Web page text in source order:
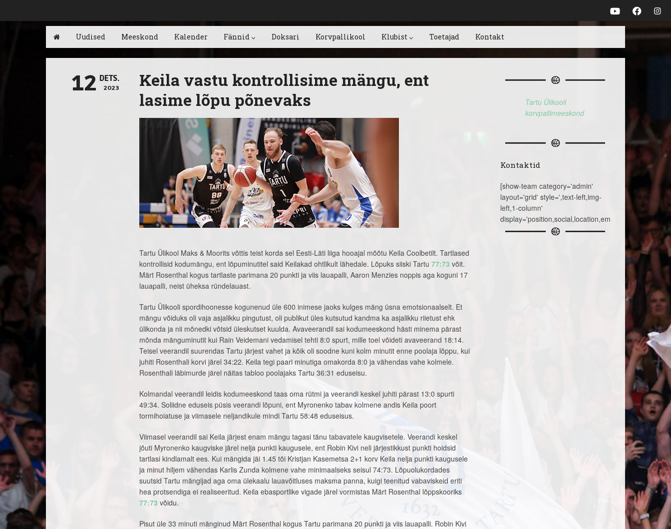
Uudised Meeskond Kalender Fännid Doksari Korvpallikool Klubist Toetajad Kontakt
12 DETS.
2023
Keila vastu kontrollisime mängu, ent
lasime lõpu põnevaks
Tartu Ülikool Maks & Moorits võttis teist korda sel Eesti-Läti liiga hooajal mõõtu Keila Coolbetilt. Tartlased
kontrollisid kodumängu, ent lõpuminutitel said Keilakad ohtlikult lähedale. Lõpuks siiski Tartu 77:73 võit.
Märt Rosenthal kogus tartlaste parimana 20 punkti ja viis lauapalli, Aaron Menzies noppis aga koguni 17
lauapalli, neist üheksa ründelauast.
Tartu Ülikooli spordihoonesse kogunenud üle 600 inimese jaoks kulges mäng üsna emotsionaalselt. Et
mängu võiduks oli vaja asjalikku pingutust, oli publikut üles kutsutud kandma ka asjalikku riietust ehk
ülikonda ja nii mõnedki võtsid üleskutset kuulda. Avaveerandil sai kodumeeskond hästi minema pärast
mõnda mänguminutit kui Rain Veidemani vedamisel tehti 8:0 spurt, mille toel võideti avaveerand 18:14.
Teisel veerandil suurendas Tartu järjest vahet ja kõik oli soodne kuni kolm minutit enne poolaja lõppu, kui
juhiti Rosenthali korvi järel 34:22. Keila tegi paari minutiga omakorda 8:0 ja vähendas vahe kolmele.
Rosenthali läbimurde järel näitas tabloo poolajaks Tartu 36:31 eduseisu.
Kolmandal veerandil leidis kodumeeskond taas oma rütmi ja veerandi keskel juhiti pärast 13:0 spurti
49:34. Soliidne eduseis püsis veerandi lõpuni, ent Myronenko tabav kolmene andis Keila poort
tormihoiatuse ja viimasele neljandikule mindi Tartu 58:48 eduseisus.
Viimasel veerandil sai Keila järjest enam mängu tagasi tänu tabavatele kaugvisetele. Veerandi keskel
jõuti Myronenko kaugviske järel nelja punkti kaugusele, ent Robin Kivi neli järjestikkust punkti hoidsid
tartlasi kindlamalt ees. Kui mängida jäi 1.45 tõi Kristjan Kasemetsa 2+1 korv Keila nelja punkti kaugusele
ja minut hiljem vähendas Karlis Zunda kolmene vahe minimaalseks seisul 74:73. Lõpuolukordades
suutsid Tartu mängijad aga oma ülekaalu lauavõitluses maksma panna, kuigi teenitud vabaviskeid eriti
hea protsendiga ei realiseeritud. Keila ebasportlike vigade järel vormistas Märt Rosenthal lõppskooriks
77:73 võidu.
Pisut üle 33 minuti mänginud Märt Rosenthal kogus Tartu parimana 20 punkti ja viis lauapalli. Robin Kivi
Tartu Ülikooli
korvpallimeeskond
Kontaktid
[show-team category='admin'
layout='grid' style=',text-left,img-
left,1-column'